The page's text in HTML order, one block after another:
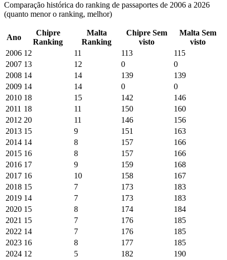
Comparação histórica do ranking de passaportes de 2006 a 2026
(quanto menor o ranking, melhor)
Ano
Chipre
Ranking
Malta
Ranking
Chipre Sem
visto
Malta Sem
visto
2006 12 11 113
115
2007 13 12 0
0
2008 14 14 139
139
2009 14 14 0
0
2010 18 15 142
146
2011 18 11 150
160
2012 20 11 146
156
2013 15 9 151
163
2014 14 8 157
166
2015 16 8 157
166
2016 17 9 159
168
2017 16 10 158
167
2018 15 7 173
183
2019 14 7 173
183
2020 15 8 174
184
2021 15 7 176
185
2022 14 7 176
185
2023 16 8 177
185
2024 12 5 182
190